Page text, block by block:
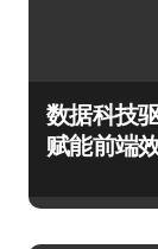
数据科技
赋能前端